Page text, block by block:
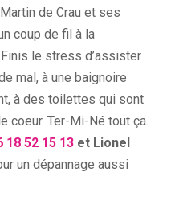
de Crau et ses
coup de fil à la
le stress d’assister
mal, à une baignoire
à des toilettes qui sont
coeur. Ter-Mi-Né tout ça.
18 52 15 13 et Lionel
un dépannage aussi